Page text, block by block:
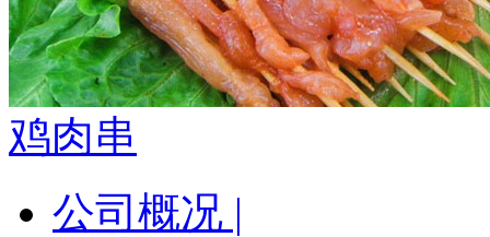
鸡肉串
公司概况 |